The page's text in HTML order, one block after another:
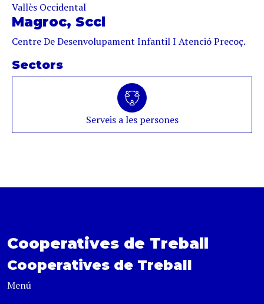
Vallès Occidental
Magroc, Sccl
Centre De Desenvolupament Infantil I Atenció Precoç.
Sectors
Serveis a les persones
Cooperatives de Treball
Cooperatives de Treball
Menú